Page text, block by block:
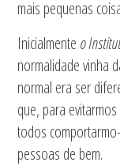
mais pequenas
Inicialmente o
normalidade vinha
normal era ser
que, para
todos
pessoas de bem.